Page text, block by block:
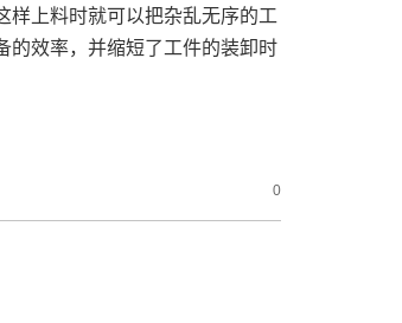
样上料时就可以把杂乱无序的工
的效率，并缩短了工件的装卸时
0